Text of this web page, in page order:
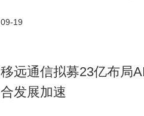
09-19
移远通信拟募23亿布局
合发展加速